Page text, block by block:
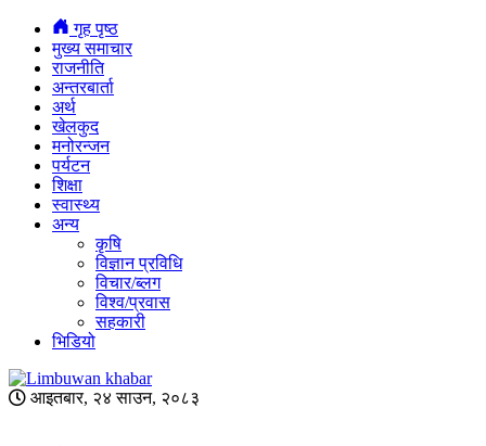
गृह पृष्ठ
मुख्य समाचार
राजनीति
अन्तरबार्ता
अर्थ
खेलकुद
मनोरन्जन
पर्यटन
शिक्षा
स्वास्थ्य
अन्य
कृषि
विज्ञान प्रविधि
विचार/ब्लग
विश्व/प्रवास
सहकारी
भिडियो
आइतबार, २४ साउन, २०८३